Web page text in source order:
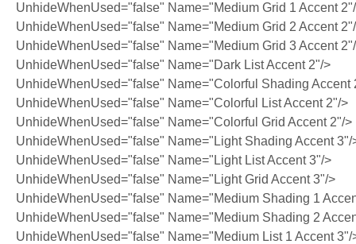
UnhideWhenUsed="false" Name="Medium Grid 1 Accent
UnhideWhenUsed="false" Name="Medium Grid 2 Accent
UnhideWhenUsed="false" Name="Medium Grid 3 Accent
UnhideWhenUsed="false" Name="Dark List Accent 2"/>
UnhideWhenUsed="false" Name="Colorful Shading Accent
UnhideWhenUsed="false" Name="Colorful List Accent 2"/>
UnhideWhenUsed="false" Name="Colorful Grid Accent 2"/>
UnhideWhenUsed="false" Name="Light Shading Accent 3"/
UnhideWhenUsed="false" Name="Light List Accent 3"/>
UnhideWhenUsed="false" Name="Light Grid Accent 3"/>
UnhideWhenUsed="false" Name="Medium Shading 1
UnhideWhenUsed="false" Name="Medium Shading 2
UnhideWhenUsed="false" Name="Medium List 1 Accent 3"/